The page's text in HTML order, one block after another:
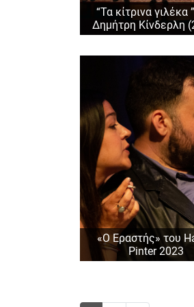
“Τα κίτρινα γιλέκα
Δημήτρη Κίνδερλη
«Ο Εραστής» του
Pinter 2023